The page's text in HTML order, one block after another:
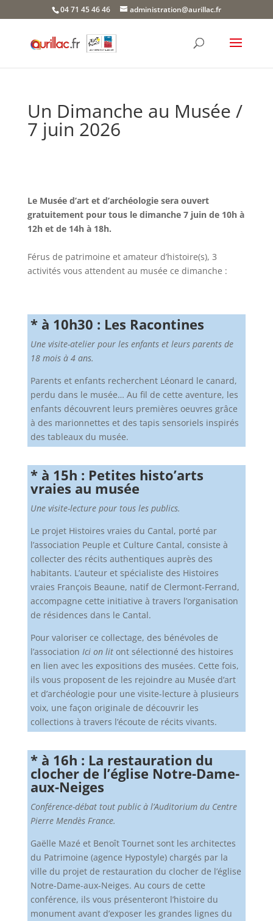
04 71 45 46 46 administration@aurillac.fr
Un Dimanche au Musée /
7 juin 2026
Le Musée d’art et d’archéologie sera ouvert
gratuitement pour tous le dimanche 7 juin de 10h à
12h et de 14h à 18h.
Férus de patrimoine et amateur d’histoire(s), 3
activités vous attendent au musée ce dimanche :
* à 10h30 : Les Racontines
Une visite-atelier pour les enfants et leurs parents de
18 mois à 4 ans.
Parents et enfants recherchent Léonard le canard,
perdu dans le musée… Au fil de cette aventure, les
enfants découvrent leurs premières oeuvres grâce
à des marionnettes et des tapis sensoriels inspirés
des tableaux du musée.
* à 15h : Petites histo’arts
vraies au musée
Une visite-lecture pour tous les publics.
Le projet Histoires vraies du Cantal, porté par
l’association Peuple et Culture Cantal, consiste à
collecter des récits authentiques auprès des
habitants. L’auteur et spécialiste des Histoires
vraies François Beaune, natif de Clermont-Ferrand,
accompagne cette initiative à travers l’organisation
de résidences dans le Cantal.
Pour valoriser ce collectage, des bénévoles de
l’association Ici on lit ont sélectionné des histoires
en lien avec les expositions des musées. Cette fois,
ils vous proposent de les rejoindre au Musée d’art
et d’archéologie pour une visite-lecture à plusieurs
voix, une façon originale de découvrir les
collections à travers l’écoute de récits vivants.
* à 16h : La restauration du
clocher de l’église Notre-Dame-
aux-Neiges
Conférence-débat tout public à l’Auditorium du Centre
Pierre Mendès France.
Gaëlle Mazé et Benoît Tournet sont les architectes
du Patrimoine (agence Hypostyle) chargés par la
ville du projet de restauration du clocher de l’église
Notre-Dame-aux-Neiges. Au cours de cette
conférence, ils vous présenteront l’histoire du
monument avant d’exposer les grandes lignes du